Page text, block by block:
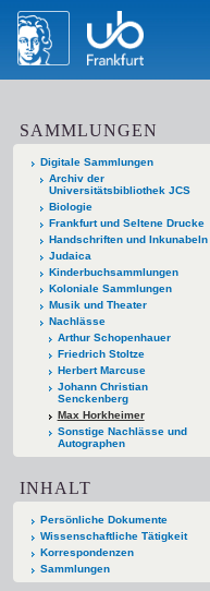
SAMMLUNGEN
Digitale Sammlungen
Archiv der
Universitätsbibliothek JCS
Biologie
Frankfurt und Seltene Drucke
Handschriften und Inkunabeln
Judaica
Kinderbuchsammlungen
Koloniale Sammlungen
Musik und Theater
Nachlässe
Arthur Schopenhauer
Friedrich Stoltze
Herbert Marcuse
Johann Christian
Senckenberg
Max Horkheimer
Sonstige Nachlässe und
Autographen
INHALT
Persönliche Dokumente
Wissenschaftliche Tätigkeit
Korrespondenzen
Sammlungen